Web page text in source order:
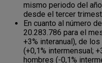
mismo periodo del
desde el tercer
En cuanto al número
20.283.786 para el
+3% interanual), de
(+0,1% intermensual;
hombres (-0,1%